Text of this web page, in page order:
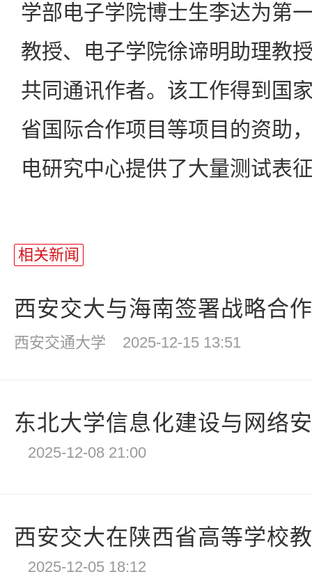
学部电子学院博士生李达为第
教授、电子学院徐谛明助理教
共同通讯作者。该工作得到国
省国际合作项目等项目的资助
电研究中心提供了大量测试表
相关新闻
西安交大与海南签署战略合
西安交通大学 2025-12-15 13:51
东北大学信息化建设与网络
2025-12-08 21:00
西安交大在陕西省高等学校
2025-12-05 18:12